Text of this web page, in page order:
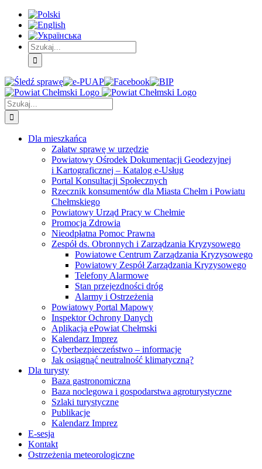
Skip
Treść
główna
Skip
Menu
główne
Skip
Menu
dodatkowe
Szukaj
Śledź
sprawę
E-
PUAP
Facebook BIP Instagram
Szukaj
Dla mieszkańca
Załatw sprawę w urzędzie
Powiatowy Ośrodek Dokumentacji Geodezyjnej
i Kartograficznej – Katalog e-Usług
Portal Konsultacji Społecznych
Rzecznik konsumentów dla Miasta Chełm i Powiatu
Chełmskiego
Powiatowy Urząd Pracy w Chełmie
Promocja Zdrowia
Nieodpłatna Pomoc Prawna
Zespół ds. Obronnych i Zarządzania Kryzysowego
Powiatowe Centrum Zarządzania Kryzysowego
Powiatowy Zespół Zarządzania Kryzysowego
Telefony Alarmowe
Stan przejezdności dróg
Alarmy i Ostrzeżenia
Powiatowy Portal Mapowy
Inspektor Ochrony Danych
Aplikacja ePowiat Chełmski
Kalendarz Imprez
Cyberbezpieczeństwo – informacje
Jak osiągnąć neutralność klimatyczną?
Dla turysty
Baza gastronomiczna
Baza noclegowa i gospodarstwa agroturystyczne
Szlaki turystyczne
Publikacje
Kalendarz Imprez
E-sesja
Kontakt
Ostrzeżenia meteorologiczne